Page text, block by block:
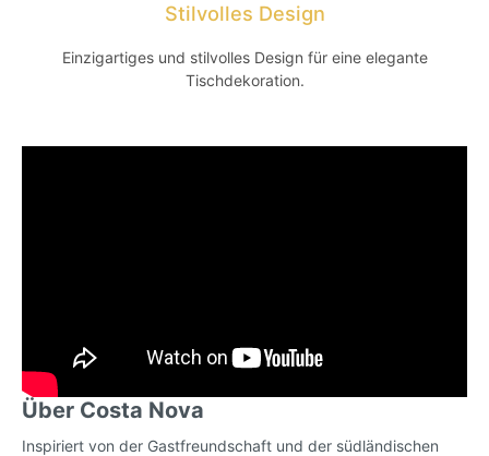
Stilvolles Design
Einzigartiges und stilvolles Design für eine elegante
Tischdekoration.
Über Costa Nova
Inspiriert von der Gastfreundschaft und der südländischen